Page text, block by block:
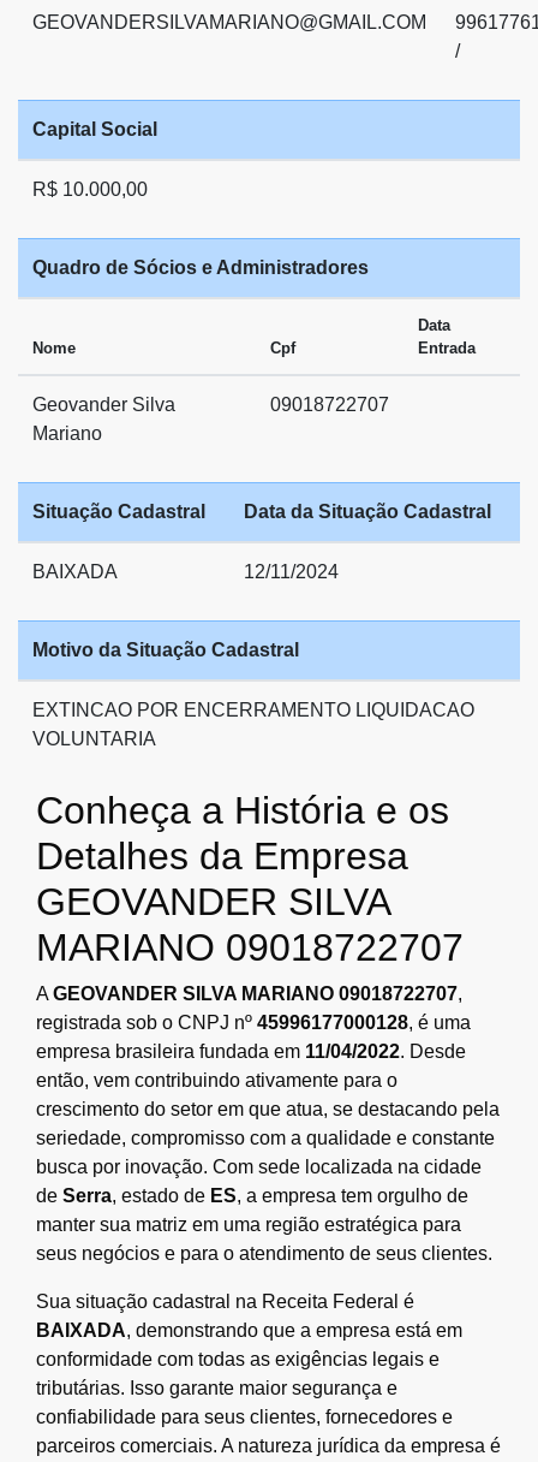
GEOVANDERSILVAMARIANO@GMAIL.COM
/
Capital Social
R$ 10.000,00
Quadro de Sócios e Administradores
Nome Cpf
Data
Entrada
Geovander Silva
Mariano
09018722707
Situação Cadastral Data da Situação Cadastral
BAIXADA 12/11/2024
Motivo da Situação Cadastral
EXTINCAO POR ENCERRAMENTO LIQUIDACAO
VOLUNTARIA
Conheça a História e os
Detalhes da Empresa
GEOVANDER SILVA
MARIANO 09018722707
AGEOVANDER SILVA MARIANO 09018722707,
registrada sob o CNPJ nº 45996177000128, é uma
empresa brasileira fundada em 11/04/2022. Desde
então, vem contribuindo ativamente para o
crescimento do setor em que atua, se destacando pela
seriedade, compromisso com a qualidade e constante
busca por inovação. Com sede localizada na cidade
de Serra, estado de ES, a empresa tem orgulho de
manter sua matriz em uma região estratégica para
seus negócios e para o atendimento de seus clientes.
Sua situação cadastral na Receita Federal é
BAIXADA, demonstrando que a empresa está em
conformidade com todas as exigências legais e
tributárias. Isso garante maior segurança e
confiabilidade para seus clientes, fornecedores e
parceiros comerciais. A natureza jurídica da empresa é